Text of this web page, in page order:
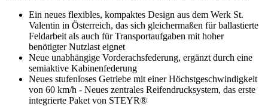
Ein neues flexibles, kompaktes Design aus dem Werk St.
Valentin in Österreich, das sich gleichermaßen für ballastierte
Feldarbeit als auch für Transportaufgaben mit hoher
benötigter Nutzlast eignet
Neue unabhängige Vorderachsfederung, ergänzt durch eine
semiaktive Kabinenfederung
Neues stufenloses Getriebe mit einer Höchstgeschwindigkeit
von 60 km/h - Neues zentrales Reifendrucksystem, das erste
integrierte Paket von STEYR®